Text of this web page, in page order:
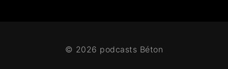
© 2026 podcasts Béton